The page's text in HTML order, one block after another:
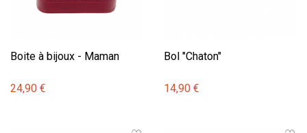
Boite à bijoux - Maman
24,90 €
Bol "Chaton"
14,90 €